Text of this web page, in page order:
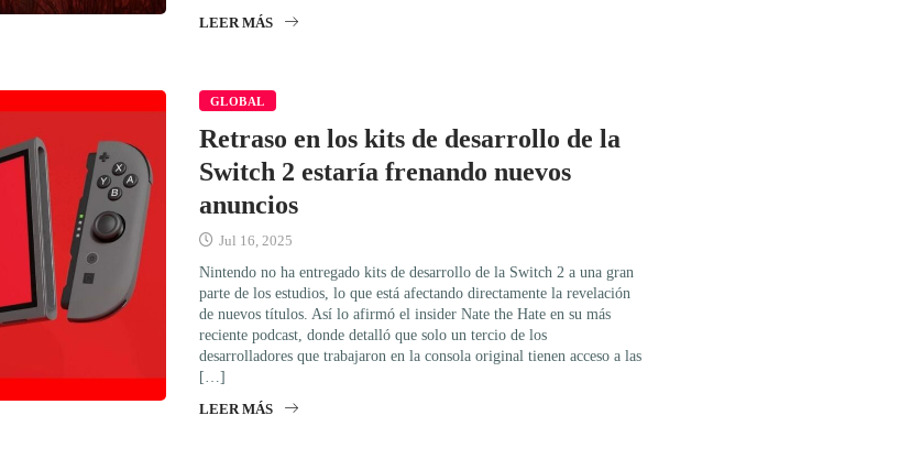
LEER MÁS
GLOBAL
Retraso en los kits de desarrollo de la
Switch 2 estaría frenando nuevos
anuncios
Jul 16, 2025
Nintendo no ha entregado kits de desarrollo de la Switch 2 a una gran
parte de los estudios, lo que está afectando directamente la revelación
de nuevos títulos. Así lo afirmó el insider Nate the Hate en su más
reciente podcast, donde detalló que solo un tercio de los
desarrolladores que trabajaron en la consola original tienen acceso a las
[…]
LEER MÁS